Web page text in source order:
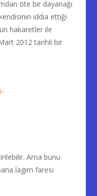
öte bir dayanağı
iddia ettiği
hakaretler ile
2012 tarihli bir
Ama bunu
lagim faresi